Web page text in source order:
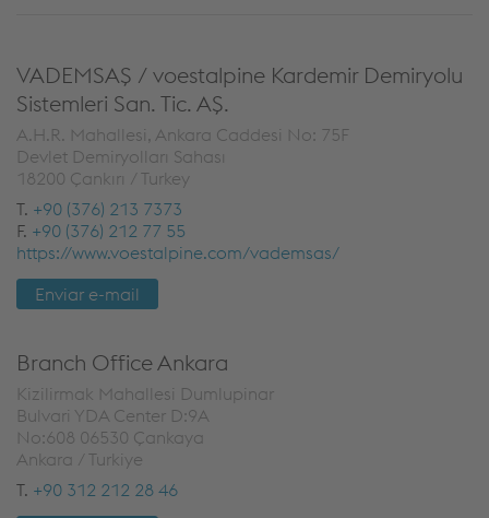
VADEMSAŞ / voestalpine Kardemir Demiryolu
Sistemleri San. Tic. AŞ.
A.H.R. Mahallesi, Ankara Caddesi No: 75F
Devlet Demiryolları Sahası
18200 Çankırı / Turkey
T. +90 (376) 213 7373
F. +90 (376) 212 77 55
https://www.voestalpine.com/vademsas/
Enviar e-mail
Branch Office Ankara
Kizilirmak Mahallesi Dumlupinar
Bulvari YDA Center D:9A
No:608 06530 Çankaya
Ankara / Turkiye
T. +90 312 212 28 46